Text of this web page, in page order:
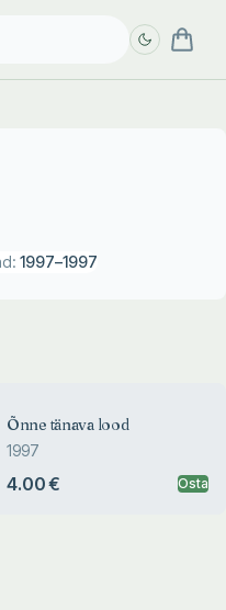
1997–1997
Õnne tänava lood
1997
4.00 € Osta